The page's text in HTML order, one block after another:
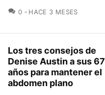
0 COMENTARIOS
HACE 3 MESES
Los tres consejos de
Denise Austin a sus 67
años para mantener el
abdomen plano